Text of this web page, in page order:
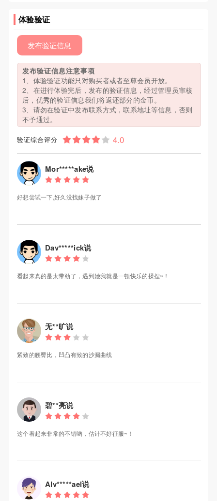
体验验证
发布验证信息
发布验证信息注意事项
1、体验验证功能只对购买者或者至尊会员开放。
2、在进行体验完后，发布的验证信息，经过管理员审核
后，优秀的验证信息我们将返还部分的金币。
3、请勿在验证中发布联系方式，联系地址等信息，否则
不予通过。
验证综合评分
Mor*****ake说
好想尝试一下,好久没找妹子做了
Dav*****ick说
看起来真的是太带劲了，遇到她我就是一顿快乐的揉捏~！
无**旷说
紧致的腰臀比，凹凸有致的沙漏曲线
碧**亮说
这个看起来非常的不错哟，估计不好征服~！
Alv*****ael说